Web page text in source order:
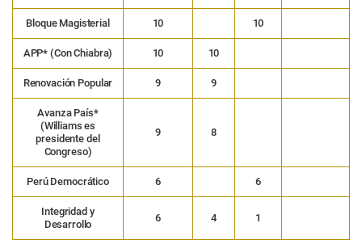
Bloque Magisterial 10 10
APP* (Con Chiabra) 10 10
Renovación Popular 9 9
Avanza País*
(Williams es
presidente del
Congreso)
9 8
Perú Democrático 6 6
Integridad y
Desarrollo
6 4 1